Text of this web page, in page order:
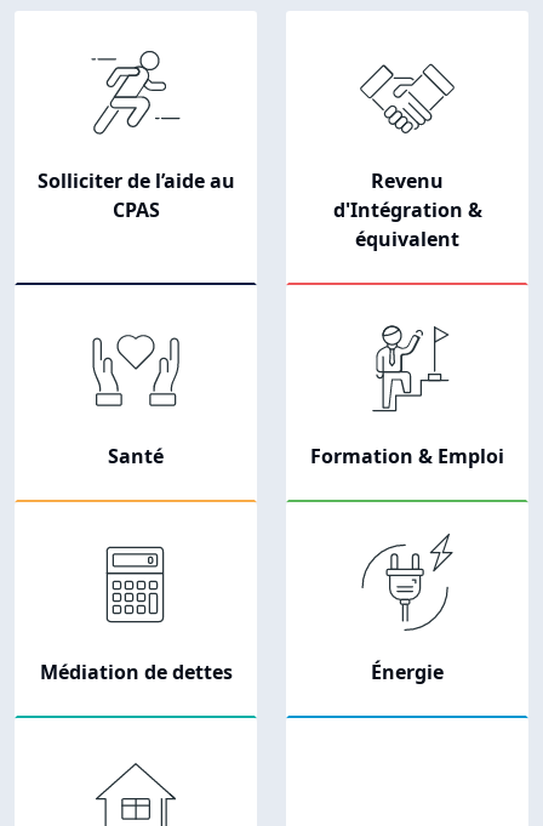
Solliciter de l’aide au
CPAS
Revenu
d'Intégration &
équivalent
Santé Formation & Emploi
Médiation de dettes Énergie